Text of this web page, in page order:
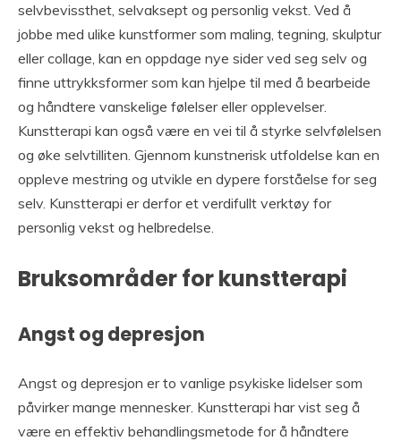
selvbevissthet, selvaksept og personlig vekst. Ved å
jobbe med ulike kunstformer som maling, tegning, skulptur
eller collage, kan en oppdage nye sider ved seg selv og
finne uttrykksformer som kan hjelpe til med å bearbeide
og håndtere vanskelige følelser eller opplevelser.
Kunstterapi kan også være en vei til å styrke selvfølelsen
og øke selvtilliten. Gjennom kunstnerisk utfoldelse kan en
oppleve mestring og utvikle en dypere forståelse for seg
selv. Kunstterapi er derfor et verdifullt verktøy for
personlig vekst og helbredelse.
Bruksområder for kunstterapi
Angst og depresjon
Angst og depresjon er to vanlige psykiske lidelser som
påvirker mange mennesker. Kunstterapi har vist seg å
være en effektiv behandlingsmetode for å håndtere